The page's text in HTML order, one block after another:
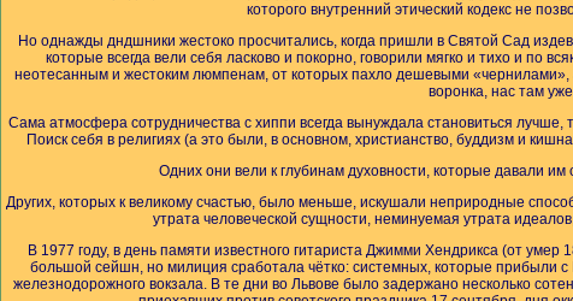
которого внутренний этический кодекс не
Но однажды дндшники жестоко просчитались, когда пришли в Святой Сад
которые всегда вели себя ласково и покорно, говорили мягко и тихо и по
неотесанным и жестоким люмпенам, от которых пахло дешевыми
воронка, нас там
Сама атмосфера сотрудничества с хиппи всегда вынуждала становиться
Поиск себя в религиях (а это были, в основном, христианство, буддизм и
Одних они вели к глубинам духовности, которые давали
Других, которых к великому счастью, было меньше, искушали неприродные
утрата человеческой сущности, неминуемая утрата
В 1977 году, в день памяти известного гитариста Джимми Хендрикса (от
большой сейшн, но милиция сработала чётко: системных, которые прибыли
железнодорожного вокзала. В те дни во Львове было задержано несколько